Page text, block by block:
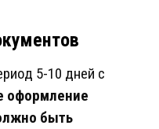
5-10 дней с
оформление
быть